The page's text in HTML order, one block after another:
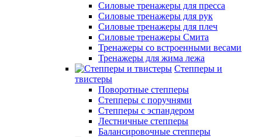
Силовые тренажеры для пресса
Силовые тренажеры для рук
Силовые тренажеры для плеч
Силовые тренажеры Смита
Тренажеры со встроенными весами
Тренажеры для жима лежа
Степперы и
твистеры
Поворотные степперы
Степперы с поручнями
Степперы с эспандером
Лестничные степперы
Балансировочные степперы